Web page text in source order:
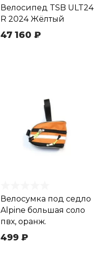
Велосипед TSB ULT24
R 2024 Жёлтый
47 160 ₽
Велосумка под седло
Alpine большая соло
пвх, оранж.
499 ₽